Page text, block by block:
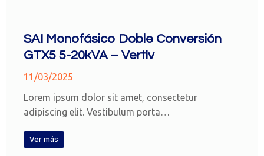
SAI Monofásico Doble Conversión
GTX5 5-20kVA – Vertiv
11/03/2025
Lorem ipsum dolor sit amet, consectetur
adipiscing elit. Vestibulum porta…
Ver más